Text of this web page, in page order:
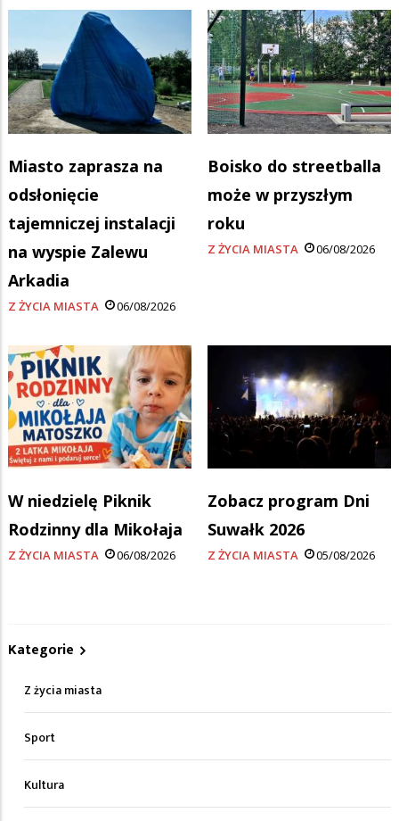
Miasto zaprasza na
odsłonięcie
tajemniczej instalacji
na wyspie Zalewu
Arkadia
Z ŻYCIA MIASTA 06/08/2026
Boisko do streetballa
może w przyszłym
roku
Z ŻYCIA MIASTA 06/08/2026
W niedzielę Piknik
Rodzinny dla Mikołaja
Z ŻYCIA MIASTA 06/08/2026
Zobacz program Dni
Suwałk 2026
Z ŻYCIA MIASTA 05/08/2026
Kategorie
Z życia miasta
Sport
Kultura